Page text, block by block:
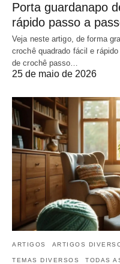
Porta guardanapo
rápido passo a
Veja neste artigo, de forma
crochê quadrado fácil e
de crochê passo…
25 de maio de 2026
ARTIGOS ARTIGOS
TEMAS DIVERSOS TODAS